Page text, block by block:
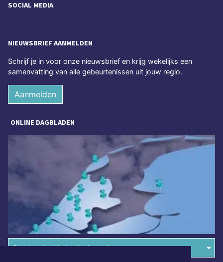
SOCIAL MEDIA
NIEUWSBRIEF AANMELDEN
Schrijf je in voor onze nieuwsbrief en krijg wekelijks een
samenvatting van alle gebeurtenissen uit jouw regio.
Aanmelden
ONLINE DAGBLADEN
Overige dagbladen in de regio